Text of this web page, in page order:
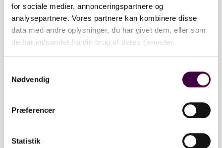
for sociale medier, annonceringspartnere og
analysepartnere. Vores partnere kan kombinere disse
data med andre oplysninger, du har givet dem, eller som
de har indsamlet fra din brug af deres tjenester.
Nødvendig
Præferencer
Statistik
MTL
NYHEDER